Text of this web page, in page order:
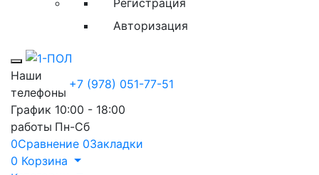
Регистрация
Авторизация
Toggle mobile menu
Наши
телефоны
+7 (978) 051-77-51
График
работы
10:00 - 18:00
Пн-Сб
0Сравнение 0Закладки
0 Корзина